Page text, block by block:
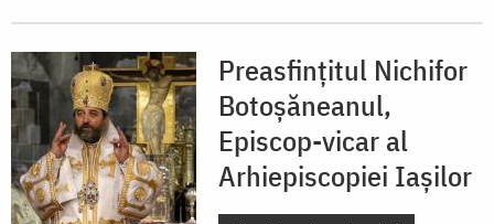
Preasfințitul Nichifor
Botoșăneanul,
Episcop-vicar al
Arhiepiscopiei Iașilor